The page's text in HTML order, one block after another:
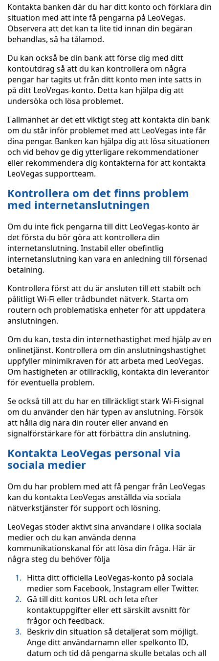
Kontakta banken där du har ditt konto och förklara din
situation med att inte få pengarna på LeoVegas.
Observera att det kan ta lite tid innan din begäran
behandlas, så ha tålamod.
Du kan också be din bank att förse dig med ditt
kontoutdrag så att du kan kontrollera om några
pengar har tagits ut från ditt konto men inte satts in
på ditt LeoVegas-konto. Detta kan hjälpa dig att
undersöka och lösa problemet.
I allmänhet är det ett viktigt steg att kontakta din bank
om du står inför problemet med att LeoVegas inte får
dina pengar. Banken kan hjälpa dig att lösa situationen
och vid behov ge dig ytterligare rekommendationer
eller rekommendera dig kontakterna för att kontakta
LeoVegas supportteam.
Kontrollera om det finns problem
med internetanslutningen
Om du inte fick pengarna till ditt LeoVegas-konto är
det första du bör göra att kontrollera din
internetanslutning. Instabil eller obefintlig
internetanslutning kan vara en anledning till försenad
betalning.
Kontrollera först att du är ansluten till ett stabilt och
pålitligt Wi-Fi eller trådbundet nätverk. Starta om
routern och problematiska enheter för att uppdatera
anslutningen.
Om du kan, testa din internethastighet med hjälp av en
onlinetjänst. Kontrollera om din anslutningshastighet
uppfyller minimikraven för att arbeta med LeoVegas.
Om hastigheten är otillräcklig, kontakta din leverantör
för eventuella problem.
Se också till att du har en tillräckligt stark Wi-Fi-signal
om du använder den här typen av anslutning. Försök
att hålla dig nära din router eller använd en
signalförstärkare för att förbättra din anslutning.
Kontakta LeoVegas personal via
sociala medier
Om du har problem med att få pengar från LeoVegas
kan du kontakta LeoVegas anställda via sociala
nätverkstjänster för support och lösning.
LeoVegas stöder aktivt sina användare i olika sociala
medier och du kan använda denna
kommunikationskanal för att lösa din fråga. Här är
några steg du behöver följa
Hitta ditt officiella LeoVegas-konto på sociala
medier som Facebook, Instagram eller Twitter.
Gå till ditt kontos URL och leta efter
kontaktuppgifter eller ett särskilt avsnitt för
frågor och feedback.
Beskriv din situation så detaljerat som möjligt.
Ange ditt användarnamn eller spelkonto ID,
datum och tid då pengarna skulle betalas och all